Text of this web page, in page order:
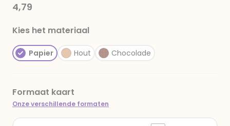
4,79
Kies het materiaal
Papier Hout Chocolade
Formaat kaart
Onze verschillende formaten